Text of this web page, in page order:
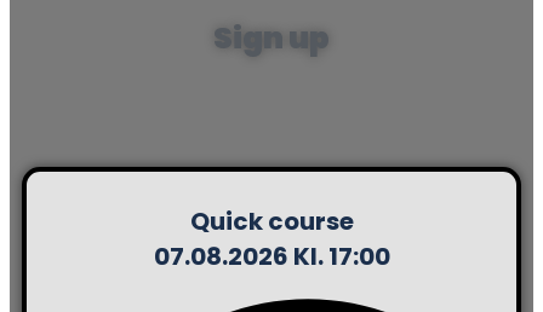
Sign up
Quick course
07.08.2026 Kl. 17:00